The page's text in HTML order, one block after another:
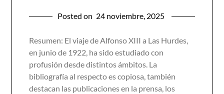
Posted on 24 noviembre, 2025
Resumen: El viaje de Alfonso XIII a Las Hurdes,
en junio de 1922, ha sido estudiado con
profusión desde distintos ámbitos. La
bibliografía al respecto es copiosa, también
destacan las publicaciones en la prensa, los